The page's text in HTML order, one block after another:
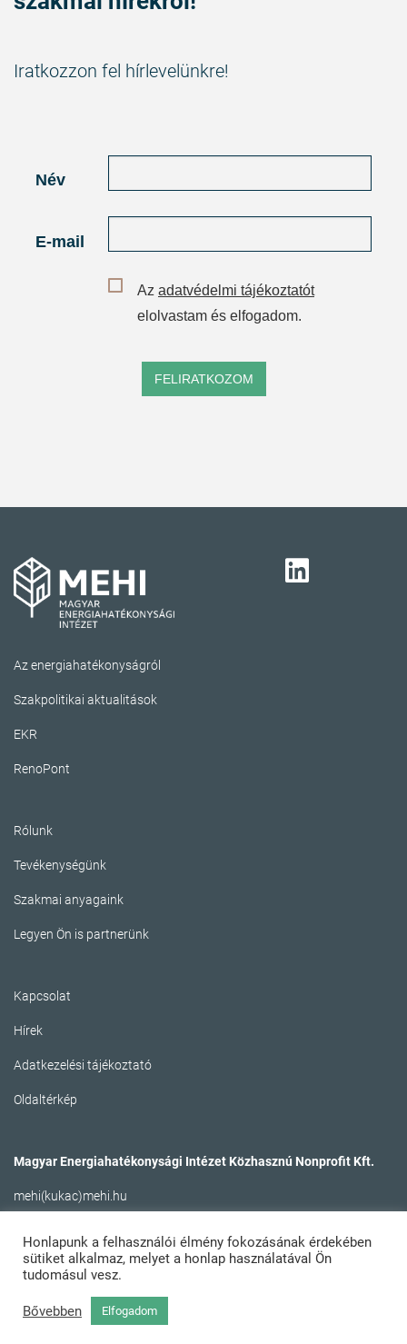
Iratkozzon fel hírlevelünkre!
Név
E-mail
Az adatvédelmi tájékoztatót
elolvastam és elfogadom.
FELIRATKOZOM
Az energiahatékonyságról
Szakpolitikai aktualitások
EKR
RenoPont
Rólunk
Tevékenységünk
Szakmai anyagaink
Legyen Ön is partnerünk
Kapcsolat
Hírek
Adatkezelési tájékoztató
Oldaltérkép
Magyar Energiahatékonysági Intézet Közhasznú Nonprofit Kft.
mehi(kukac)mehi.hu
Honlapunk a felhasználói élmény fokozásának érdekében
sütiket alkalmaz, melyet a honlap használatával Ön
tudomásul vesz.
Bővebben Elfogadom